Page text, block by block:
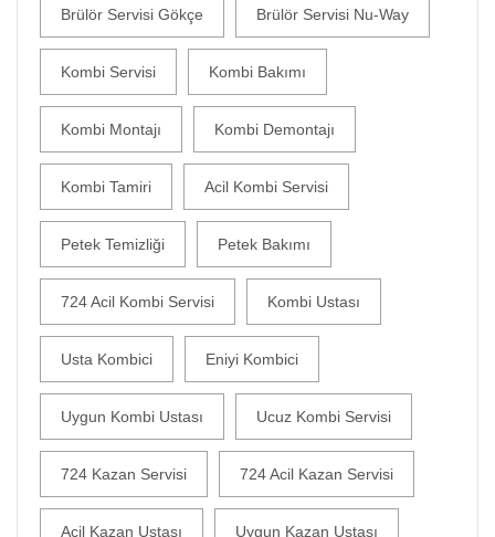
Brülör Servisi Gökçe Brülör Servisi Nu-Way
Kombi Servisi Kombi Bakımı
Kombi Montajı Kombi Demontajı
Kombi Tamiri Acil Kombi Servisi
Petek Temizliği Petek Bakımı
724 Acil Kombi Servisi Kombi Ustası
Usta Kombici Eniyi Kombici
Uygun Kombi Ustası Ucuz Kombi Servisi
724 Kazan Servisi 724 Acil Kazan Servisi
Acil Kazan Ustası Uygun Kazan Ustası